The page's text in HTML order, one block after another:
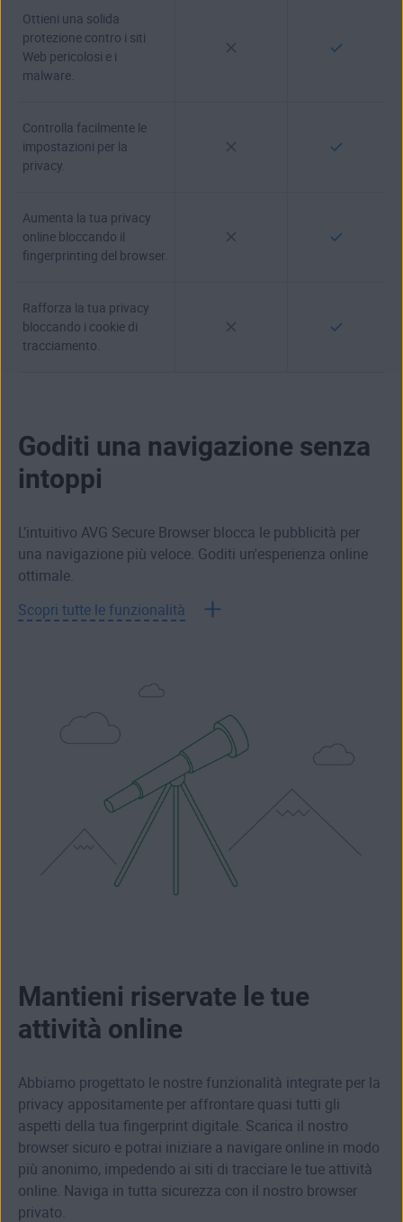
Ottieni una solida
protezione contro i siti
Web pericolosi e i
malware.
Controlla facilmente le
impostazioni per la
privacy.
Aumenta la tua privacy
online bloccando il
fingerprinting del browser.
Rafforza la tua privacy
bloccando i cookie di
tracciamento.
Goditi una navigazione senza
intoppi
L’intuitivo AVG Secure Browser blocca le pubblicità per
una navigazione più veloce. Goditi un'esperienza online
ottimale.
Scopri tutte le funzionalità
Mantieni riservate le tue
attività online
Abbiamo progettato le nostre funzionalità integrate per la
privacy appositamente per affrontare quasi tutti gli
aspetti della tua fingerprint digitale. Scarica il nostro
browser sicuro e potrai iniziare a navigare online in modo
più anonimo, impedendo ai siti di tracciare le tue attività
online. Naviga in tutta sicurezza con il nostro browser
privato.